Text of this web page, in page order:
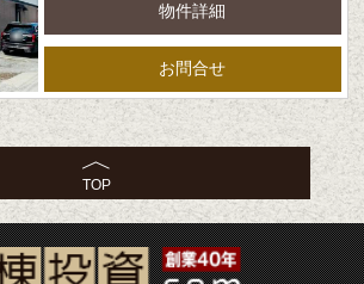
物件詳細
お問合せ
TOP